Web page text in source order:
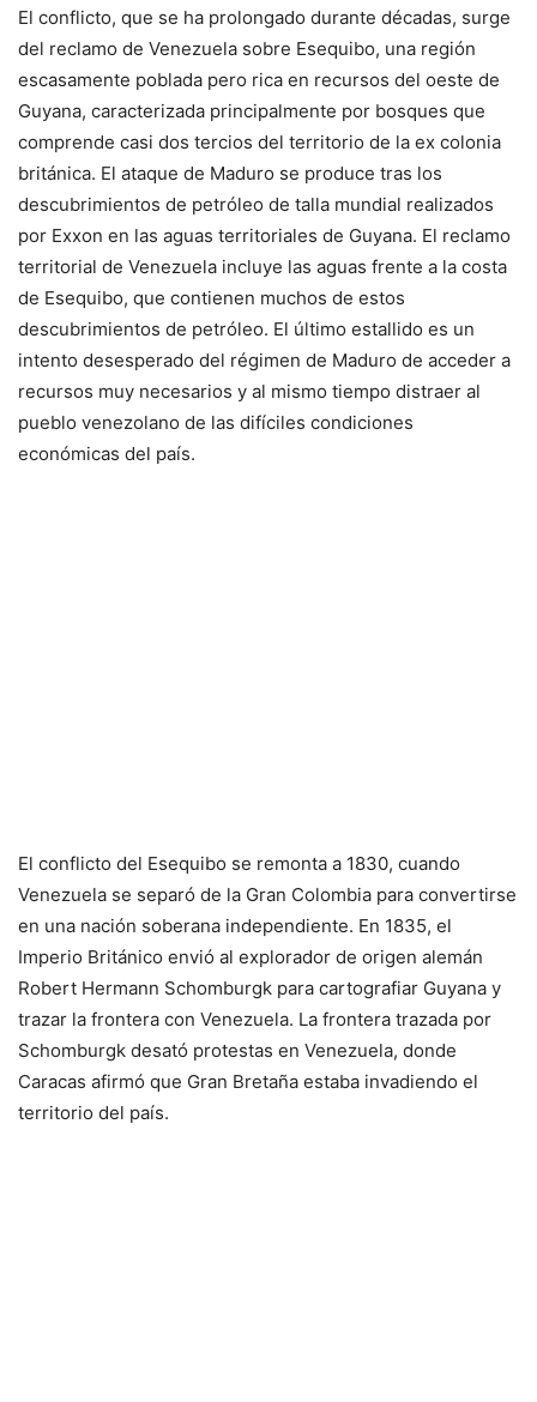
El conflicto, que se ha prolongado durante décadas, surge
del reclamo de Venezuela sobre Esequibo, una región
escasamente poblada pero rica en recursos del oeste de
Guyana, caracterizada principalmente por bosques que
comprende casi dos tercios del territorio de la ex colonia
británica. El ataque de Maduro se produce tras los
descubrimientos de petróleo de talla mundial realizados
por Exxon en las aguas territoriales de Guyana. El reclamo
territorial de Venezuela incluye las aguas frente a la costa
de Esequibo, que contienen muchos de estos
descubrimientos de petróleo. El último estallido es un
intento desesperado del régimen de Maduro de acceder a
recursos muy necesarios y al mismo tiempo distraer al
pueblo venezolano de las difíciles condiciones
económicas del país.
El conflicto del Esequibo se remonta a 1830, cuando
Venezuela se separó de la Gran Colombia para convertirse
en una nación soberana independiente. En 1835, el
Imperio Británico envió al explorador de origen alemán
Robert Hermann Schomburgk para cartografiar Guyana y
trazar la frontera con Venezuela. La frontera trazada por
Schomburgk desató protestas en Venezuela, donde
Caracas afirmó que Gran Bretaña estaba invadiendo el
territorio del país.